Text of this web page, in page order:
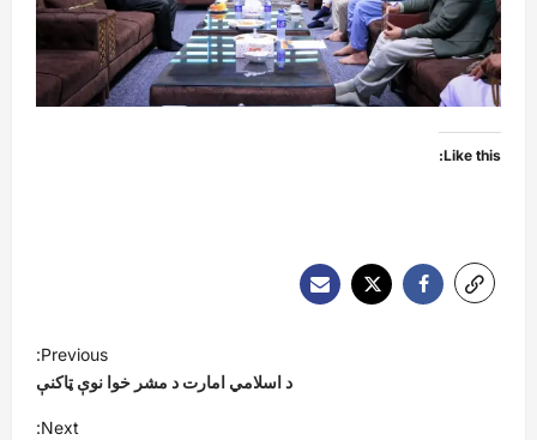
Like this:
Previous:
د اسلامي امارت د مشر خوا نوې ټاکنې
Next: